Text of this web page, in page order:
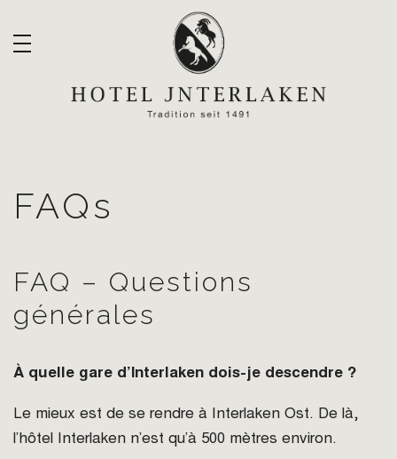
FAQs
FAQ – Questions
générales
À quelle gare d’Interlaken dois-je descendre ?
Le mieux est de se rendre à Interlaken Ost. De là,
l’hôtel Interlaken n’est qu’à 500 mètres environ.